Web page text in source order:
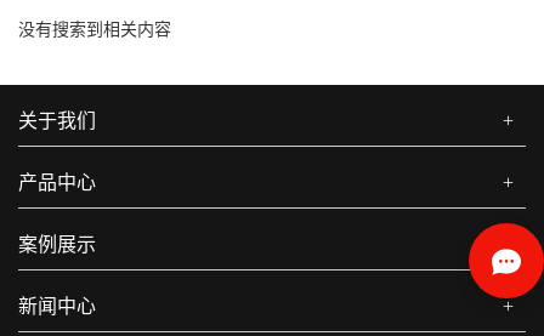
没有搜索到相关内容
关于我们 +
产品中心 +
案例展示 +
新闻中心 +